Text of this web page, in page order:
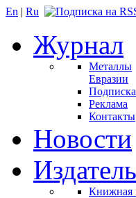
En | Ru
Журнал
Металлы
Евразии
Подписка
Реклама
Контакты
Новости
Книжная